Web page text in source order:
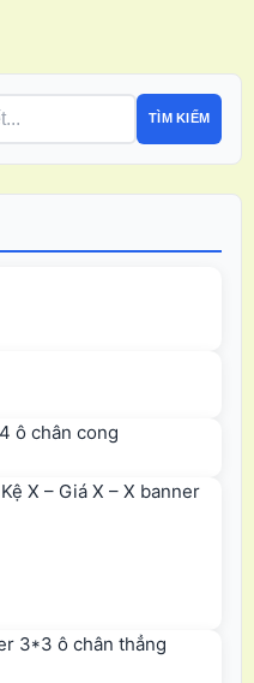
TÌM KIẾM
ô chân cong
X – Giá X – X banner
3*3 ô chân thẳng